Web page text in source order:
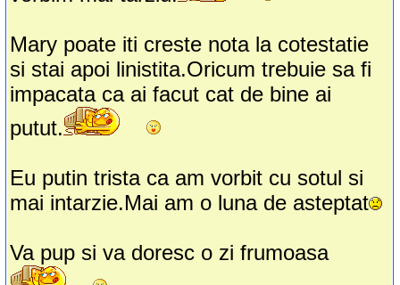
Mary poate iti creste nota la cotestatie
si stai apoi linistita.Oricum trebuie sa fi
impacata ca ai facut cat de bine ai
putut.
Eu putin trista ca am vorbit cu sotul si
mai intarzie.Mai am o luna de asteptat
Va pup si va doresc o zi frumoasa